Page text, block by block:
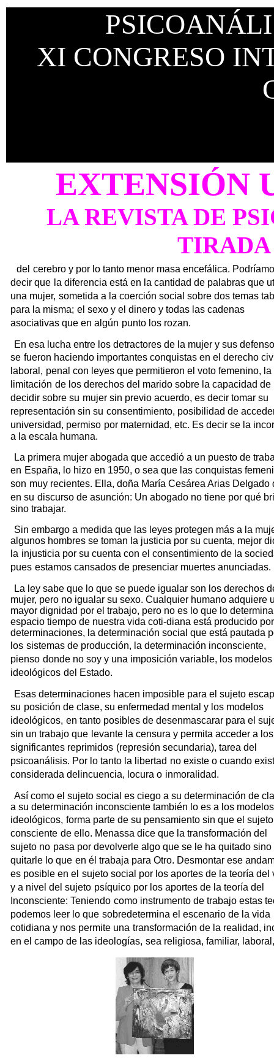
XI CONGRESO
EXTENSIÓN
LA REVISTA DE
del cerebro y por lo tanto menor masa encefálica.
decir que la diferencia está en la cantidad de palabras que
una mujer, sometida a la coerción social sobre dos temas
para la misma; el sexo y el dinero y todas las cadenas
asociativas que en algún punto los rozan.
En esa lucha entre los detractores de la mujer y sus
se fueron haciendo importantes conquistas en el derecho
laboral, penal con leyes que permitieron el voto femenino, la
limitación de los derechos del marido sobre la capacidad de
decidir sobre su mujer sin previo acuerdo, es decir tomar su
representación sin su consentimiento, posibilidad de
universidad, permiso por maternidad, etc. Es decir se la
a la escala humana.
La primera mujer abogada que accedió a un puesto de
en España, lo hizo en 1950, o sea que las conquistas
son muy recientes. Ella, doña María Cesárea Arias Delgado
en su discurso de asunción: Un abogado no tiene por qué
sino trabajar.
Sin embargo a medida que las leyes protegen más a la
algunos hombres se toman la justicia por su cuenta, mejor
la injusticia por su cuenta con el consentimiento de la
pues estamos cansados de presenciar muertes anunciadas.
La ley sabe que lo que se puede igualar son los derechos
mujer, pero no igualar su sexo. Cualquier humano adquiere
mayor dignidad por el trabajo, pero no es lo que lo
espacio tiempo de nuestra vida coti-diana está producido
determinaciones, la determinación social que está pautada
los sistemas de producción, la determinación inconsciente,
pienso donde no soy y una imposición variable, los modelos
ideológicos del Estado.
Esas determinaciones hacen imposible para el sujeto
su posición de clase, su enfermedad mental y los modelos
ideológicos, en tanto posibles de desenmascarar para el
sin un trabajo que levante la censura y permita acceder a los
significantes reprimidos (represión secundaria), tarea del
psicoanálisis. Por lo tanto la libertad no existe o cuando
considerada delincuencia, locura o inmoralidad.
Así como el sujeto social es ciego a su determinación de
a su determinación inconsciente también lo es a los modelos
ideológicos, forma parte de su pensamiento sin que el
consciente de ello. Menassa dice que la transformación del
sujeto no pasa por devolverle algo que se le ha quitado sino
quitarle lo que en él trabaja para Otro. Desmontar ese
es posible en el sujeto social por los aportes de la teoría del
y a nivel del sujeto psíquico por los aportes de la teoría del
Inconsciente: Teniendo como instrumento de trabajo estas
podemos leer lo que sobredetermina el escenario de la vida
cotidiana y nos permite una transformación de la realidad,
en el campo de las ideologías, sea religiosa, familiar,